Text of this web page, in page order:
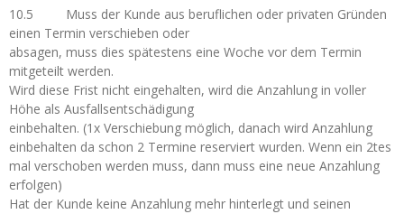
10.5 Muss der Kunde aus beruflichen oder privaten Gründen
einen Termin verschieben oder
absagen, muss dies spätestens eine Woche vor dem Termin
mitgeteilt werden.
Wird diese Frist nicht eingehalten, wird die Anzahlung in voller
Höhe als Ausfallsentschädigung
einbehalten. (1x Verschiebung möglich, danach wird Anzahlung
einbehalten da schon 2 Termine reserviert wurden. Wenn ein 2tes
mal verschoben werden muss, dann muss eine neue Anzahlung
erfolgen)
Hat der Kunde keine Anzahlung mehr hinterlegt und seinen